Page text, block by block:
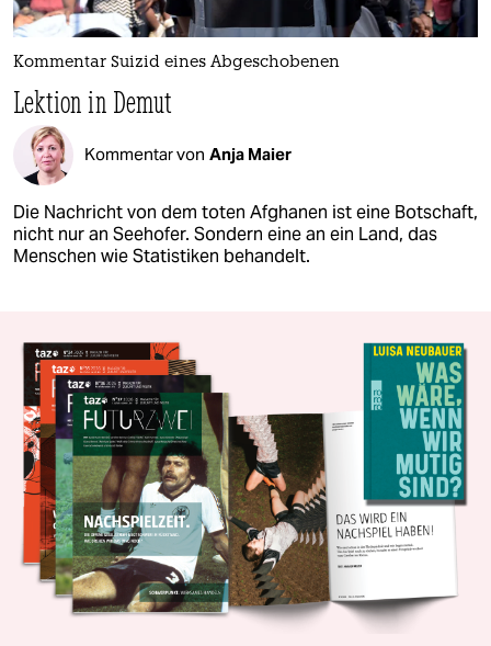
Kommentar Suizid eines Abgeschobenen
Lektion in Demut
Kommentar von Anja Maier
Die Nachricht von dem toten Afghanen ist eine Botschaft,
nicht nur an Seehofer. Sondern eine an ein Land, das
Menschen wie Statistiken behandelt.